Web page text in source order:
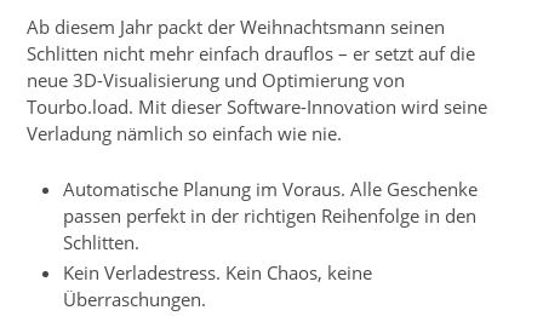
Ab diesem Jahr packt der Weihnachtsmann seinen
Schlitten nicht mehr einfach drauflos – er setzt auf die
neue 3D-Visualisierung und Optimierung von
Tourbo.load. Mit dieser Software-Innovation wird seine
Verladung nämlich so einfach wie nie.
Automatische Planung im Voraus. Alle Geschenke
passen perfekt in der richtigen Reihenfolge in den
Schlitten.
Kein Verladestress. Kein Chaos, keine
Überraschungen.